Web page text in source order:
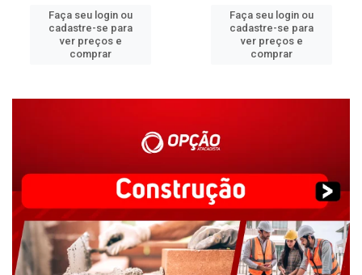
Faça seu login ou
cadastre-se para
ver preços e
comprar
Faça seu login ou
cadastre-se para
ver preços e
comprar